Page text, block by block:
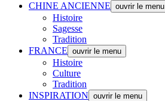
CHINE ANCIENNE ouvrir le menu
Histoire
Sagesse
Tradition
FRANCE ouvrir le menu
Histoire
Culture
Tradition
INSPIRATION ouvrir le menu